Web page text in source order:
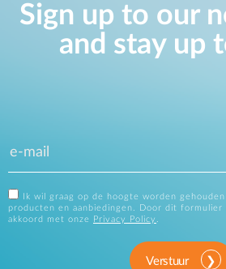
Sign up to our
and stay up
Ik wil graag op de hoogte worden
producten en aanbiedingen. Door dit
akkoord met onze
Privacy Policy .
Verstuur